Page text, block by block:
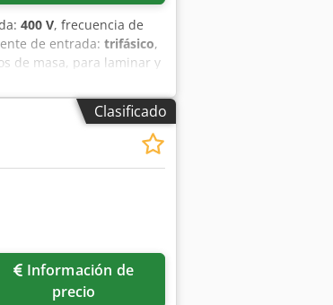
400 V, frecuencia de
de entrada: trifásico,
de masa, para laminar y
laminadora móvil con
Clasificado
precio